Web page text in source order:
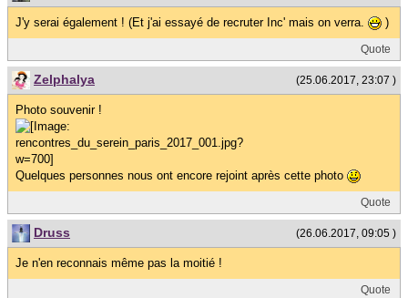
J'y serai également ! (Et j'ai essayé de recruter Inc' mais on verra. )
Quote
(25.06.2017, 23:07 )
Zelphalya
Photo souvenir !
Quelques personnes nous ont encore rejoint après cette photo
Quote
(26.06.2017, 09:05 )
Druss
Je n'en reconnais même pas la moitié !
Quote